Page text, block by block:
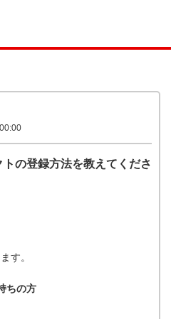
の登録方法を教えてくださ
す。
ちの方